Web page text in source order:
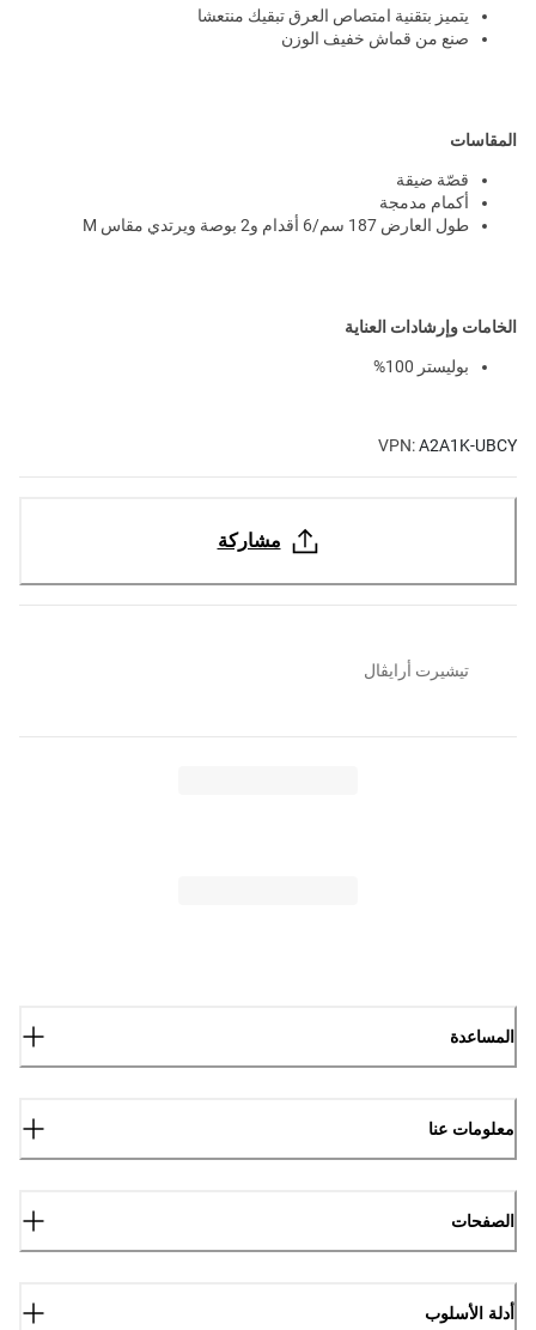
يتميز بتقنية امتصاص العرق تبقيك منتعشا
صنع من قماش خفيف الوزن
المقاسات
قصّة ضيقة
أكمام مدمجة
طول العارض 187 سم/6 أقدام و2 بوصة ويرتدي مقاس M
الخامات وإرشادات العناية
بوليستر 100%
VPN:A2A1K-UBCY
مشاركة
تيشيرت أرايڤال
المساعدة
معلومات عنا
الصفحات
أدلة الأسلوب